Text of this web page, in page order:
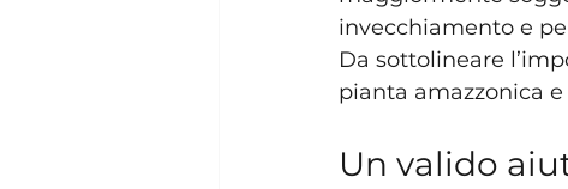
invecchiamento e
Da sottolineare
pianta amazzonica
Un valido